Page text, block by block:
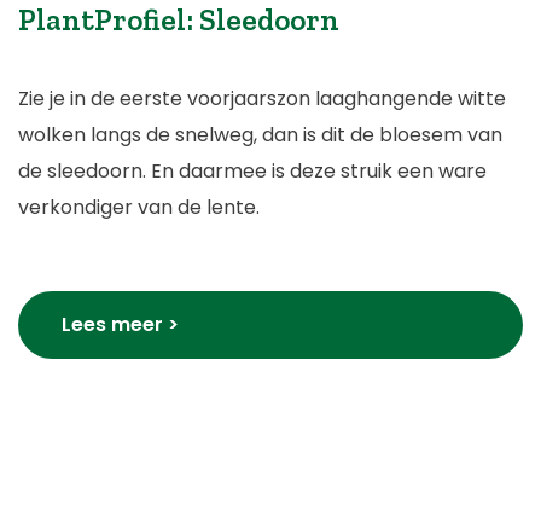
PlantProfiel: Sleedoorn
Zie je in de eerste voorjaarszon laaghangende witte
wolken langs de snelweg, dan is dit de bloesem van
de sleedoorn. En daarmee is deze struik een ware
verkondiger van de lente.
Lees meer >